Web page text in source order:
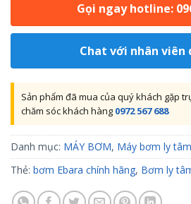
Gọi ngay hotline:
Chat với nhân viên
Sản phẩm đã mua của quý khách gặp
chăm sóc khách hàng 0972 567 688
Danh mục: MÁY BƠM, Máy bơm ly tâm
Thẻ: bơm Ebara chính hãng, Bơm ly